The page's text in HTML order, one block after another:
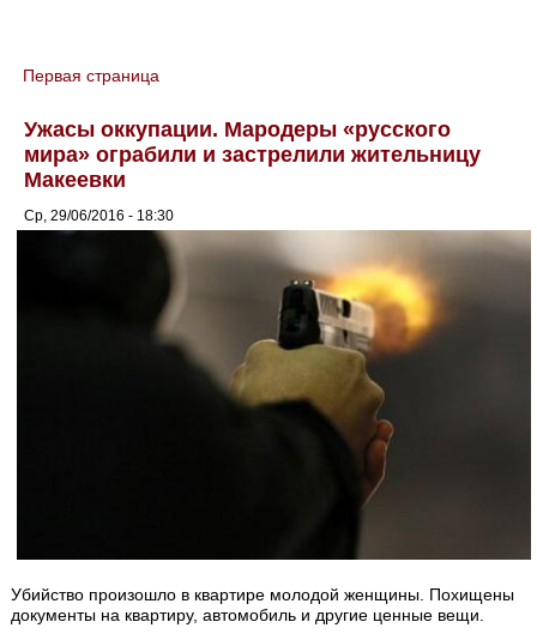
You are here
Первая страница
Ужасы оккупации. Мародеры «русского
мира» ограбили и застрелили жительницу
Макеевки
Ср, 29/06/2016 - 18:30
Убийство произошло в квартире молодой женщины. Похищены
документы на квартиру, автомобиль и другие ценные вещи.